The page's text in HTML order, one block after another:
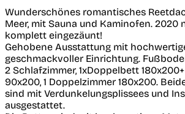
Wunderschönes romantisches
Meer, mit Sauna und Kaminofen. 2020
komplett eingezäunt!
Gehobene Ausstattung mit
geschmackvoller Einrichtung.
2 Schlafzimmer, 1xDoppelbett
90x200, 1 Doppelzimmer 180x200.
sind mit Verdunkelungsplissees und
ausgestattet.